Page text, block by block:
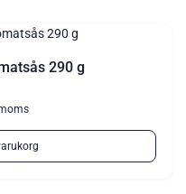
290 g